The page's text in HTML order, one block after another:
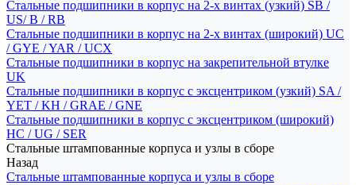
Стальные подшипники в корпус на 2-х винтах (узкий) SB /
US/ B / RB
Стальные подшипники в корпус на 2-х винтах (широкий) UC
/ GYE / YAR / UCX
Стальные подшипники в корпус на закрепительной втулке
UK
Стальные подшипники в корпус с эксцентриком (узкий) SA /
YET / KH / GRAE / GNE
Стальные подшипники в корпус с эксцентриком (широкий)
HC / UG / SER
Стальные штампованные корпуса и узлы в сборе
Назад
Стальные штампованные корпуса и узлы в сборе